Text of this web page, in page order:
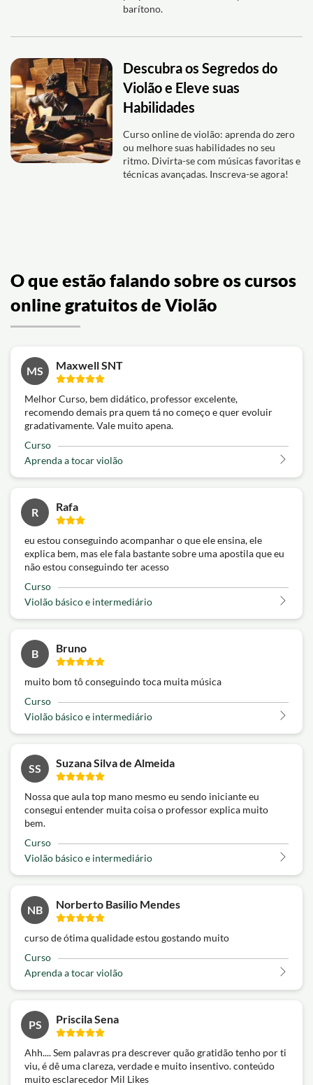
barítono.
Descubra os Segredos do
Violão e Eleve suas
Habilidades
Curso online de violão: aprenda do zero
ou melhore suas habilidades no seu
ritmo. Divirta-se com músicas favoritas e
técnicas avançadas. Inscreva-se agora!
O que estão falando sobre os cursos
online gratuitos de Violão
MS Maxwell SNT
Melhor Curso, bem didático, professor excelente,
recomendo demais pra quem tá no começo e quer evoluir
gradativamente. Vale muito apena.
Curso
Aprenda a tocar violão
R Rafa
eu estou conseguindo acompanhar o que ele ensina, ele
explica bem, mas ele fala bastante sobre uma apostila que eu
não estou conseguindo ter acesso
Curso
Violão básico e intermediário
B Bruno
muito bom tô conseguindo toca muita música
Curso
Violão básico e intermediário
SS Suzana Silva de Almeida
Nossa que aula top mano mesmo eu sendo iniciante eu
consegui entender muita coisa o professor explica muito
bem.
Curso
Violão básico e intermediário
NB Norberto Basilio Mendes
curso de ótima qualidade estou gostando muito
Curso
Aprenda a tocar violão
PS Priscila Sena
Ahh.... Sem palavras pra descrever quão gratidão tenho por ti
viu, é dê uma clareza, verdade e muito insentivo. conteúdo
muito esclarecedor Mil Likes